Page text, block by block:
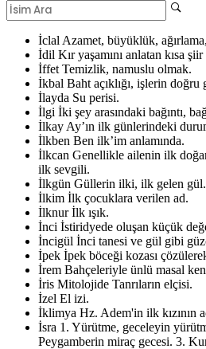
İclal Azamet, büyüklük,
İdil Kır yaşamını anlatan kısa
İffet Temizlik, namuslu olmak.
İkbal Baht açıklığı, işlerin doğru
İlayda Su perisi.
İlgi İki şey arasındaki bağıntı,
İlkay Ay’ın ilk günlerindeki
İlkben Ben ilk’im anlamında.
İlkcan Genellikle ailenin ilk
ilk sevgili.
İlkgün Güllerin ilki, ilk gelen gül.
İlkim İlk çocuklara verilen ad.
İlknurİlk ışık.
İnci İstiridyede oluşan küçük
İncigül İnci tanesi ve gül gibi
İpek İpek böceği kozası
İrem Bahçeleriyle ünlü masal
İris Mitolojide Tanrıların elçisi.
İzel El izi.
İklimya Hz. Adem'in ilk kızının
İsra 1. Yürütme, geceleyin
Peygamberin miraç gecesi. 3.